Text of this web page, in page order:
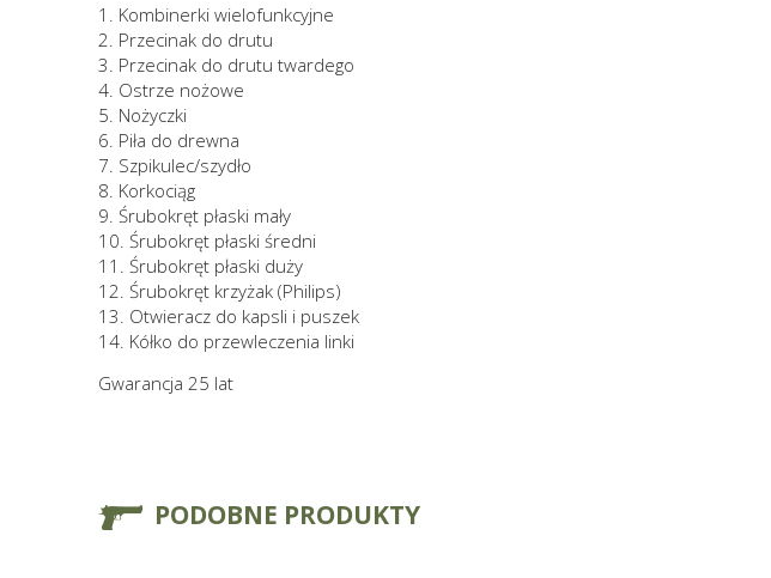
1. Kombinerki wielofunkcyjne
2. Przecinak do drutu
3. Przecinak do drutu twardego
4. Ostrze nożowe
5. Nożyczki
6. Piła do drewna
7. Szpikulec/szydło
8. Korkociąg
9. Śrubokręt płaski mały
10. Śrubokręt płaski średni
11. Śrubokręt płaski duży
12. Śrubokręt krzyżak (Philips)
13. Otwieracz do kapsli i puszek
14. Kółko do przewleczenia linki
Gwarancja 25 lat
PODOBNE PRODUKTY